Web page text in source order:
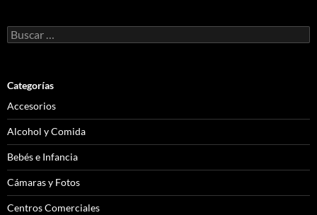
Buscar:
Categorías
Accesorios
Alcohol y Comida
Bebés e Infancia
Cámaras y Fotos
Centros Comerciales